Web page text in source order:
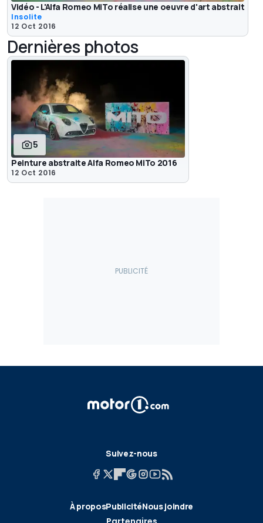
Vidéo - L'Alfa Romeo MiTo réalise une oeuvre d'art abstrait
Insolite
12 Oct 2016
Dernières photos
5
Peinture abstraite Alfa Romeo MiTo 2016
12 Oct 2016
Suivez-nous
À proposPublicitéNous joindre